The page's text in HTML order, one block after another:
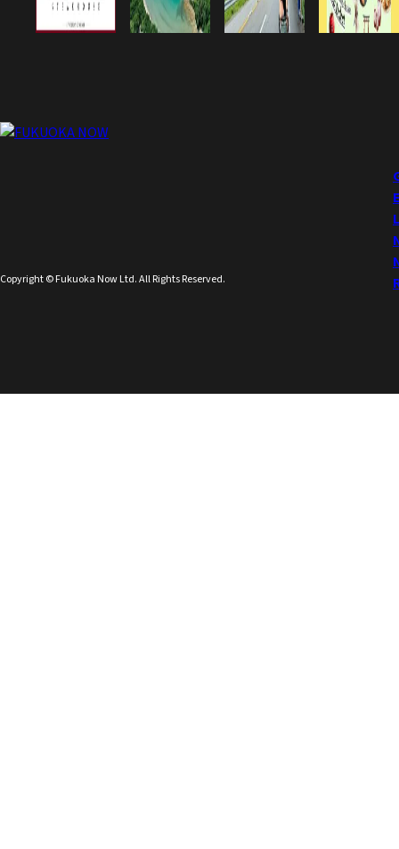
Copyright © Fukuoka Now Ltd. All Rights Reserved.